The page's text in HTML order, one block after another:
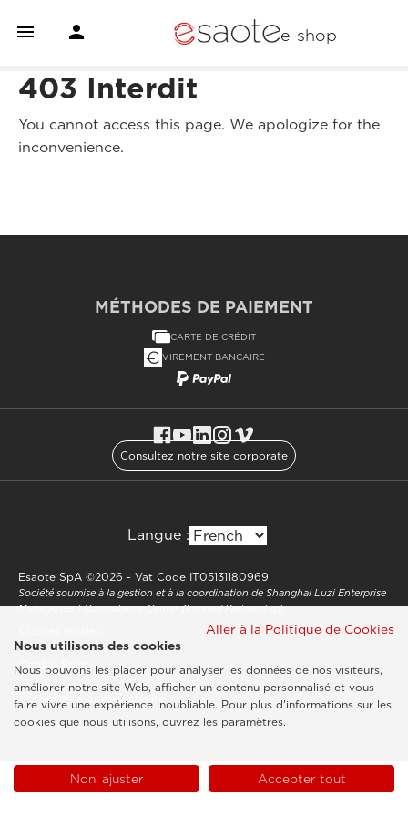
  e-shop
403 Interdit
You cannot access this page. We apologize for the
inconvenience.
MÉTHODES DE PAIEMENT
CARTE DE CRÉDIT
VIREMENT BANCAIRE
Consultez notre site corporate
Langue :
Esaote SpA ©2026 - Vat Code IT05131180969
Société soumise à la gestion et à la coordination de Shanghai Luzi Enterprise
Management Consultancy Center (Limited Partnership)
Cookie Policy
Politique de confidentialité
Aller à la Politique de Cookies
Nous utilisons des cookies
Nous pouvons les placer pour analyser les données de nos visiteurs,
améliorer notre site Web, afficher un contenu personnalisé et vous
faire vivre une expérience inoubliable. Pour plus d'informations sur les
cookies que nous utilisons, ouvrez les paramètres.
Non, ajuster Accepter tout